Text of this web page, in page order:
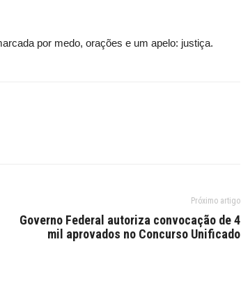
por medo, orações e um apelo: justiça.
Próximo artigo
Governo Federal autoriza convocação de 4
mil aprovados no Concurso Unificado